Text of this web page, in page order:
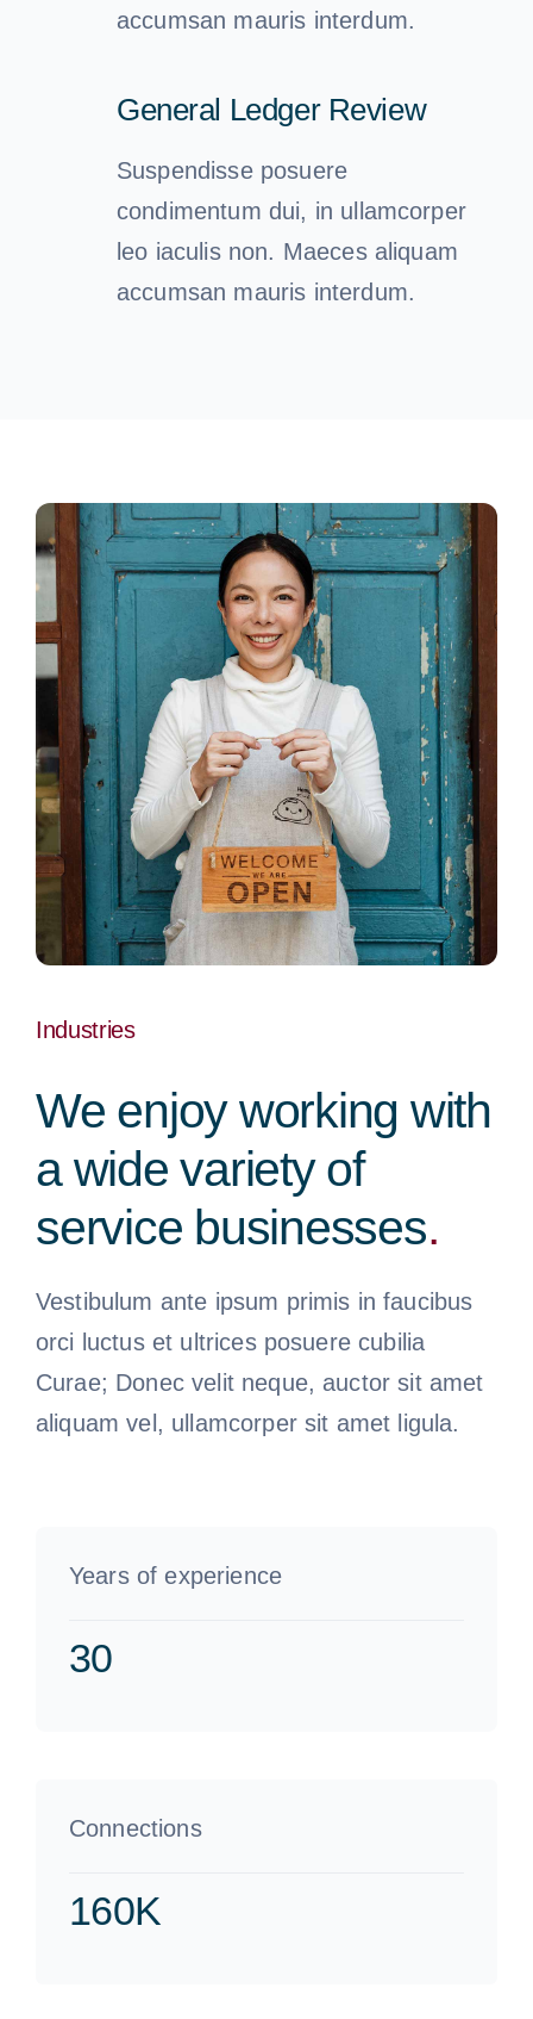
accumsan mauris interdum.
General Ledger Review
Suspendisse posuere
condimentum dui, in ullamcorper
leo iaculis non. Maeces aliquam
accumsan mauris interdum.
Industries
We enjoy working with
a wide variety of
service businesses.
Vestibulum ante ipsum primis in faucibus
orci luctus et ultrices posuere cubilia
Curae; Donec velit neque, auctor sit amet
aliquam vel, ullamcorper sit amet ligula.
Years of experience
30
Connections
160K